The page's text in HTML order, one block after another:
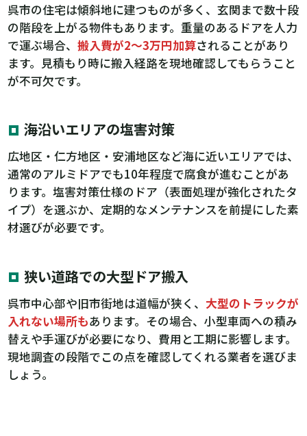
呉市の住宅は傾斜地に建つものが多く、玄関まで数十段
の階段を上がる物件もあります。重量のあるドアを人力
で運ぶ場合、搬入費が2〜3万円加算されることがあり
ます。見積もり時に搬入経路を現地確認してもらうこと
が不可欠です。
海沿いエリアの塩害対策
広地区・仁方地区・安浦地区など海に近いエリアでは、
通常のアルミドアでも10年程度で腐食が進むことがあ
ります。塩害対策仕様のドア（表面処理が強化されたタ
イプ）を選ぶか、定期的なメンテナンスを前提にした素
材選びが必要です。
狭い道路での大型ドア搬入
呉市中心部や旧市街地は道幅が狭く、 大型のトラックが
入れない場所もあります。その場合、小型車両への積み
替えや手運びが必要になり、費用と工期に影響します。
現地調査の段階でこの点を確認してくれる業者を選びま
しょう。